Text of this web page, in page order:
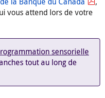
vous attend lors de votre
sensorielle
tout au long de